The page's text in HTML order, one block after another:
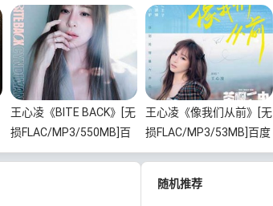
王心凌《BITE BACK》[无
损FLAC/MP3/550MB]百
度云网盘下载
王心凌《像我们从前》[无
损FLAC/MP3/53MB]百度
云网盘下载
随机推荐